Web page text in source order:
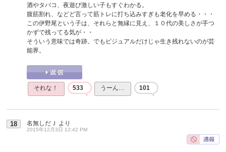
酒やタバコ、夜遊び激しい子もすぐわかる。
腹筋割れ、などど言って筋トレに打ち込みすぎも老化を早める・・・
この伊野尾という子は、それらと無縁に見え、１０代の美しさが手つ
かずで残ってる気が・・
そういう意味では奇跡。でもビジュアルだけじゃ生き残れないのが芸
能界。
それな！ 533 うーん… 101
18 名無しだＪ より
2015年12月3日 12:42 PM